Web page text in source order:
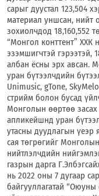
сарыг дуустал 123,504
материал уншсан, нийт
зохиолчдод 18,160,552
“Монгол конттент” ХХК
эзэмшигчтэй гэрээтэй,
албан ёсны эрх авсан.
уран бүтээлчдийн
Unimusic, gTone,
стрийм болон бусад
Монголын өөртөө
апликейшнд уран
утасны дуудлагын үеэр
сая төгрөгийг
нийтлэлчдийн
газрын дарга
нь 2022 оны 7 дугаар
байгууллагатай